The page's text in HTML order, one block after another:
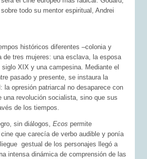
todo su mentor espiritual, Andrei
históricos diferentes –colonia y
de tres mujeres: una esclava, la esposa
XIX y una campesina. Mediante el
pasado y presente, se instaura la
la opresión patriarcal no desaparece con
una revolución socialista, sino que sus
de los tiempos.
sin diálogos,Ecos permite
que carecía de verbo audible y ponía
gestual de los personajes llegó a
intensa dinámica de comprensión de las